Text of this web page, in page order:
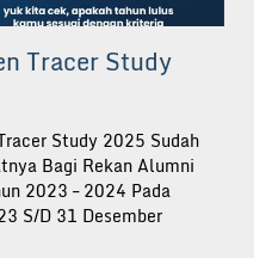
Tracer Study
Study 2025 Sudah
Bagi Rekan Alumni
2023 – 2024 Pada
S/d 31 Desember